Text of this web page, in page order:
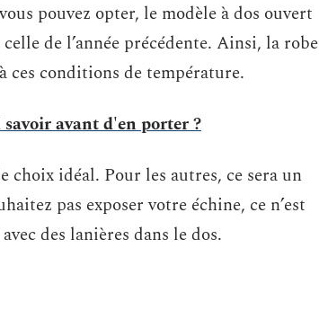
pouvez opter, le modèle à dos ouvert
de l’année précédente. Ainsi, la robe
ces conditions de température.
avant d'en porter ?
idéal. Pour les autres, ce sera un
pas exposer votre échine, ce n’est
des lanières dans le dos.